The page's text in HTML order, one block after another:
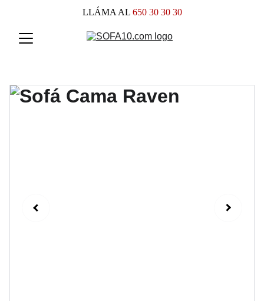
LLÁMA AL 650 30 30 30